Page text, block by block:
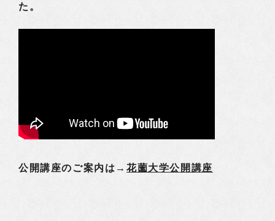
た。
公開講座のご案内は→花薗大学公開講座